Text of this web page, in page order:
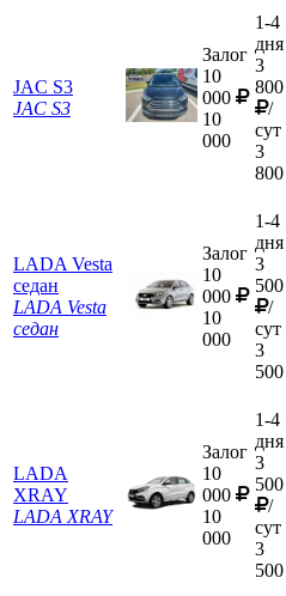
JAC S3
JAC S3
Залог
10
000
10
000
1-4
дня
3
800
/
сут
3
800
LADA Vesta
седан
LADA Vesta
седан
Залог
10
000
10
000
1-4
дня
3
500
/
сут
3
500
LADA
XRAY
LADA XRAY
Залог
10
000
10
000
1-4
дня
3
500
/
сут
3
500